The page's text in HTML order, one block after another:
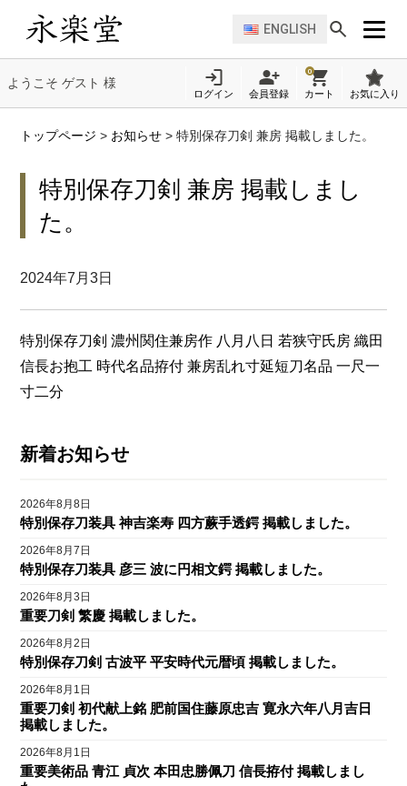
ENGLISH
ようこそ ゲスト 様
ログイン 会員登録
0
カート お気に入り
トップページ > お知らせ >特別保存刀剣 兼房 掲載しました。
特別保存刀剣 兼房 掲載しまし
た。
2024年7月3日
特別保存刀剣 濃州関住兼房作 八月八日 若狭守氏房 織田
信長お抱工 時代名品拵付 兼房乱れ寸延短刀名品 一尺一
寸二分
新着お知らせ
2026年8月8日
特別保存刀装具 神吉楽寿 四方蕨手透鍔 掲載しました。
2026年8月7日
特別保存刀装具 彦三 波に円相文鍔 掲載しました。
2026年8月3日
重要刀剣 繁慶 掲載しました。
2026年8月2日
特別保存刀剣 古波平 平安時代元暦頃 掲載しました。
2026年8月1日
重要刀剣 初代献上銘 肥前国住藤原忠吉 寛永六年八月吉日
掲載しました。
2026年8月1日
重要美術品 青江 貞次 本田忠勝佩刀 信長拵付 掲載しまし